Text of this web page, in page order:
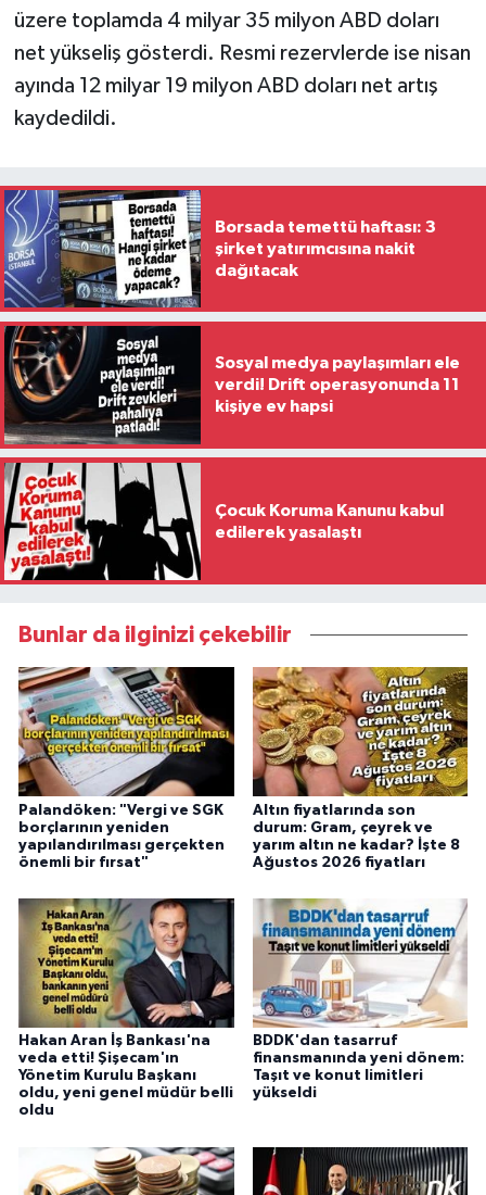
üzere toplamda 4 milyar 35 milyon ABD doları
net yükseliş gösterdi. Resmi rezervlerde ise nisan
ayında 12 milyar 19 milyon ABD doları net artış
kaydedildi.
Borsada temettü haftası: 3
şirket yatırımcısına nakit
dağıtacak
Sosyal medya paylaşımları ele
verdi! Drift operasyonunda 11
kişiye ev hapsi
Çocuk Koruma Kanunu kabul
edilerek yasalaştı
Bunlar da ilginizi çekebilir
Palandöken: "Vergi ve SGK
borçlarının yeniden
yapılandırılması gerçekten
önemli bir fırsat"
Altın fiyatlarında son
durum: Gram, çeyrek ve
yarım altın ne kadar? İşte 8
Ağustos 2026 fiyatları
Hakan Aran İş Bankası'na
veda etti! Şişecam'ın
Yönetim Kurulu Başkanı
oldu, yeni genel müdür belli
oldu
BDDK'dan tasarruf
finansmanında yeni dönem:
Taşıt ve konut limitleri
yükseldi